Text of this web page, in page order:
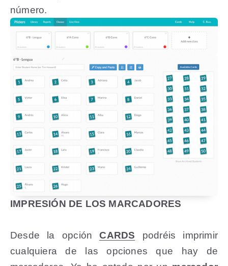
número.
IMPRESIÓN DE LOS MARCADORES
Desde la opciónCARDS podréis imprimir
cualquiera de las opciones que hay de